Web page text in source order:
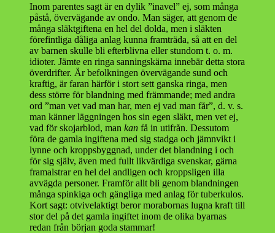
Inom parentes sagt är en dylik ”inavel” ej, som många
påstå, övervägande av ondo. Man säger, att genom de
många släktgiftena en hel del dolda, men i släkten
förefintliga dåliga anlag kunna framträda, så att en del
av barnen skulle bli efterblivna eller stundom t. o. m.
idioter. Jämte en ringa sanningskärna innebär detta stora
överdrifter. Är befolkningen övervägande sund och
kraftig, är faran härför i stort sett ganska ringa, men
dess större för blandning med främmande; med andra
ord ”man vet vad man har, men ej vad man får”, d. v. s.
man känner läggningen hos sin egen släkt, men vet ej,
vad för skojarblod, man kan få in utifrån. Dessutom
föra de gamla ingiftena med sig stadga och jämnvikt i
lynne och kroppsbyggnad, under det blandning i och
för sig själv, även med fullt likvärdiga svenskar, gärna
framalstrar en hel del andligen och kroppsligen illa
avvägda personer. Framför allt bli genom blandningen
många spinkiga och gängliga med anlag för tuberkulos.
Kort sagt: otvivelaktigt beror morabornas lugna kraft till
stor del på det gamla ingiftet inom de olika byarnas
redan från början goda stammar!